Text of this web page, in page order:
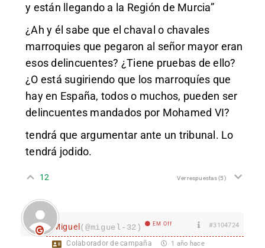
y están llegando a la Región de Murcia”
¿Ah y él sabe que el chaval o chavales
marroquies que pegaron al señor mayor eran
esos delincuentes? ¿Tiene pruebas de ello?
¿O está sugiriendo que los marroquíes que
hay en España, todos o muchos, pueden ser
delincuentes mandados por Mohamed VI?
tendrá que argumentar ante un tribunal. Lo
tendrá jodido.
12 Ver respuestas(5)
Miguel(@miguel-32) EM Off #3104724
Colaborador de campaña 1 año hace